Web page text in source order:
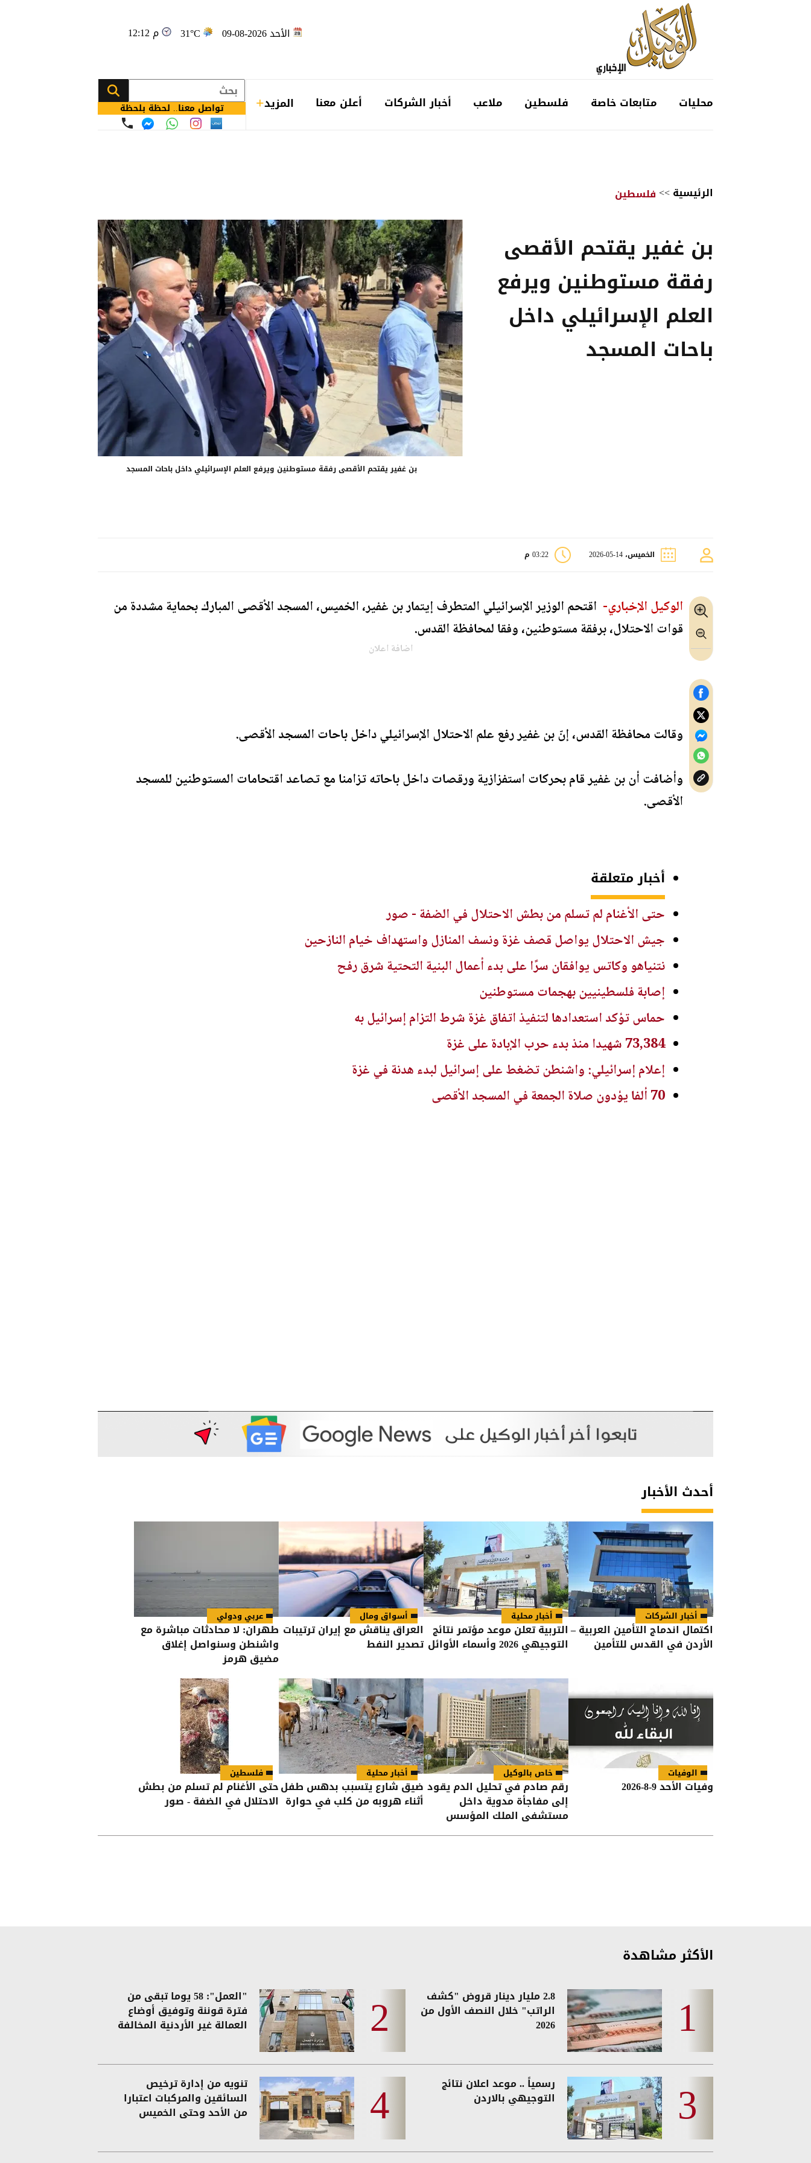
الأحد 2026-08-09 31°C 12:12 م
محليات متابعات خاصة فلسطين ملاعب أخبار الشركات أعلن معنا المزيد تواصل معنا.. لحظة بلحظة
الرئيسية>>فلسطين
بن غفير يقتحم الأقصى
رفقة مستوطنين ويرفع
العلم الإسرائيلي داخل
باحات المسجد
بن غفير يقتحم الأقصى رفقة مستوطنين ويرفع العلم الإسرائيلي داخل باحات المسجد
الخميس، 14-05-2026 03:22 م
الوكيل الإخباري- اقتحم الوزير الإسرائيلي المتطرف إيتمار بن غفير، الخميس، المسجد الأقصى المبارك بحماية مشددة من
قوات الاحتلال، برفقة مستوطنين، وفقا لمحافظة القدس.
اضافة اعلان
وقالت محافظة القدس، إنّ بن غفير رفع علم الاحتلال الإسرائيلي داخل باحات المسجد الأقصى.
وأضافت أن بن غفير قام بحركات استفزازية ورقصات داخل باحاته تزامنا مع تصاعد اقتحامات المستوطنين للمسجد
الأقصى.
أخبار متعلقة
حتى الأغنام لم تسلم من بطش الاحتلال في الضفة - صور
جيش الاحتلال يواصل قصف غزة ونسف المنازل واستهداف خيام النازحين
نتنياهو وكاتس يوافقان سرًا على بدء أعمال البنية التحتية شرق رفح
إصابة فلسطينيين بهجمات مستوطنين
حماس تؤكد استعدادها لتنفيذ اتفاق غزة شرط التزام إسرائيل به
73,384 شهيدا منذ بدء حرب الإبادة على غزة
إعلام إسرائيلي: واشنطن تضغط على إسرائيل لبدء هدنة في غزة
70 ألفا يؤدون صلاة الجمعة في المسجد الأقصى
أحدث الأخبار
أخبار الشركات
اكتمال اندماج التأمين العربية –
الأردن في القدس للتأمين
أخبار محلية
التربية تعلن موعد مؤتمر نتائج
التوجيهي 2026 وأسماء الأوائل
أسواق ومال
العراق يناقش مع إيران ترتيبات
تصدير النفط
عربي ودولي
طهران: لا محادثات مباشرة مع
واشنطن وسنواصل إغلاق
مضيق هرمز
الوفيات
وفيات الأحد 9-8-2026
خاص بالوكيل
رقم صادم في تحليل الدم يقود
إلى مفاجأة مدوية داخل
مستشفى الملك المؤسس
أخبار محلية
ضيق شارع يتسبب بدهس طفل
أثناء هروبه من كلب في حوارة
فلسطين
حتى الأغنام لم تسلم من بطش
الاحتلال في الضفة - صور
الأكثر مشاهدة
2.8 مليار دينار قروض "كشف
الراتب" خلال النصف الأول من
2026
"العمل": 58 يوما تبقى من
فترة قوننة وتوفيق أوضاع
العمالة غير الأردنية المخالفة
رسمياً .. موعد اعلان نتائج
التوجيهي بالاردن
تنويه من إدارة ترخيص
السائقين والمركبات اعتبارا
من الأحد وحتى الخميس